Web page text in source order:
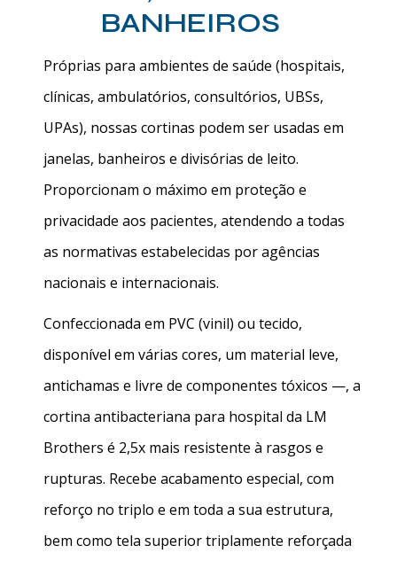
BANHEIROS
Próprias para ambientes de saúde (hospitais,
clínicas, ambulatórios, consultórios, UBSs,
UPAs), nossas cortinas podem ser usadas em
janelas, banheiros e divisórias de leito.
Proporcionam o máximo em proteção e
privacidade aos pacientes, atendendo a todas
as normativas estabelecidas por agências
nacionais e internacionais.
Confeccionada em PVC (vinil) ou tecido,
disponível em várias cores, um material leve,
antichamas e livre de componentes tóxicos —, a
cortina antibacteriana para hospital da LM
Brothers é 2,5x mais resistente à rasgos e
rupturas. Recebe acabamento especial, com
reforço no triplo e em toda a sua estrutura,
bem como tela superior triplamente reforçada